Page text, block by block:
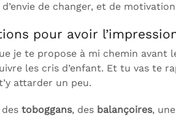
de changer, et de
pour avoir
je te propose à mi chemin avant
les cris d’enfant. Et tu vas te
attarder un peu.
toboggans, des balançoires, une